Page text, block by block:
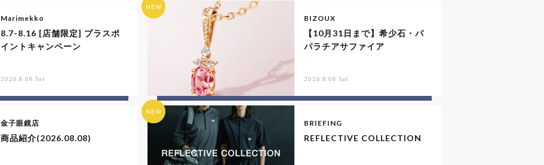
Marimekko
8.7-8.16 [店舗限定] プラスポ
イントキャンペーン
2026.8.08 Sat
NEW
BIZOUX
【10月31日まで】希少石・パ
パラチアサファイア
2026.8.08 Sat
金子眼鏡店
商品紹介(2026.08.08)
NEW
BRIEFING
REFLECTIVE COLLECTION